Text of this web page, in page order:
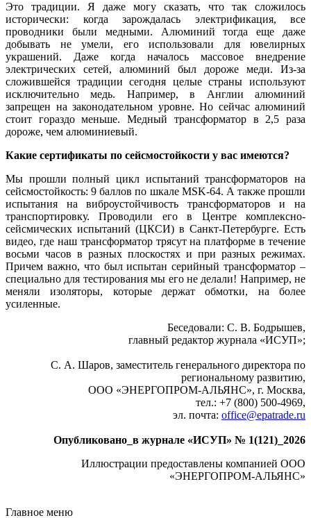
Это традиции. Я да­же мо­гу сказать, что так сложилось
исторически: когда зарождалась электрификация, все
проводники бы­ли медными. Алюминий тогда еще да­же
добывать не умели, его использовали для ювелирных
украшений. Да­же когда началось массовое внедрение
электрических сетей, алюминий был дороже ме­ди. Из-за
сложившейся традиции сегодня целые страны используют
исключительно медь. Например, в Англии алюминий
запрещен на законодательном уровне. Но сейчас алюминий
стоит гораздо меньше. Медный трансформатор в 2,5 раза
дороже, чем алюминиевый.
Какие сертификаты по сейсмостойкости у вас имеются?
Мы прошли полный цикл испытаний трансформаторов на
сейсмостойкость: 9 баллов по шкале MSK-64. А также прошли
испытания на виброустойчивость трансформаторов и на
транспортировку. Проводили его в Центре комплексно-
сейсмических испытаний (ЦКСИ) в Санкт-Петербурге. Есть
видео, где наш трансформатор трясут на платформе в течение
восьми часов в разных плоскостях и при разных режимах.
Причем важно, что был испытан серийный трансформатор –
специально для тестирования мы его не делали! Например, не
меняли изоляторы, которые держат обмотки, на более
усиленные.
Беседовали: С. В. Бодрышев,
главный редактор журнала «ИСУП»;
С. А. Шаров, заместитель генерального директора по
региональному развитию,
ООО «ЭНЕРГОПРОМ-АЛЬЯНС», г. Москва,
тел.: +7 (800) 500-4969,
эл. почта: office@epatrade.ru
Опубликовано_в журнале «ИСУП» № 1(121)_2026
Иллюстрации предоставлены компанией ООО
«ЭНЕРГОПРОМ-АЛЬЯНС»
Главное меню